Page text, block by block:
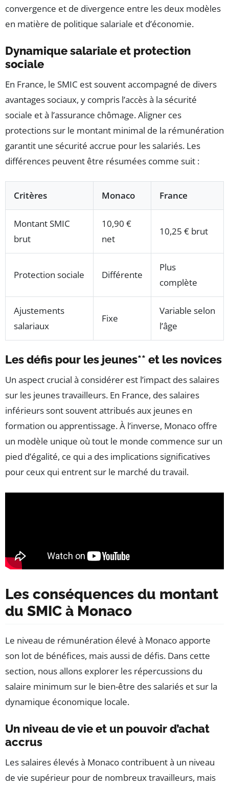
convergence et de divergence entre les deux modèles
en matière de politique salariale et d’économie.
Dynamique salariale et protection
sociale
En France, le SMIC est souvent accompagné de divers
avantages sociaux, y compris l’accès à la sécurité
sociale et à l’assurance chômage. Aligner ces
protections sur le montant minimal de la rémunération
garantit une sécurité accrue pour les salariés. Les
différences peuvent être résumées comme suit :
Critères Monaco France
Montant SMIC
brut
10,90 €
net
10,25 € brut
Protection sociale Différente
Plus
complète
Ajustements
salariaux
Fixe
Variable selon
l’âge
Les défis pour les jeunes** et les novices
Un aspect crucial à considérer est l’impact des salaires
sur les jeunes travailleurs. En France, des salaires
inférieurs sont souvent attribués aux jeunes en
formation ou apprentissage. À l’inverse, Monaco offre
un modèle unique où tout le monde commence sur un
pied d’égalité, ce qui a des implications significatives
pour ceux qui entrent sur le marché du travail.
Les conséquences du montant
du SMIC à Monaco
Le niveau de rémunération élevé à Monaco apporte
son lot de bénéfices, mais aussi de défis. Dans cette
section, nous allons explorer les répercussions du
salaire minimum sur le bien-être des salariés et sur la
dynamique économique locale.
Un niveau de vie et un pouvoir d’achat
accrus
Les salaires élevés à Monaco contribuent à un niveau
de vie supérieur pour de nombreux travailleurs, mais